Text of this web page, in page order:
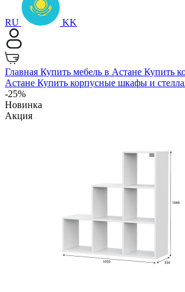
RU KK
Главная Купить мебель в Астане Купить
Астане Купить корпусные шкафы и
-25%
Новинка
Акция